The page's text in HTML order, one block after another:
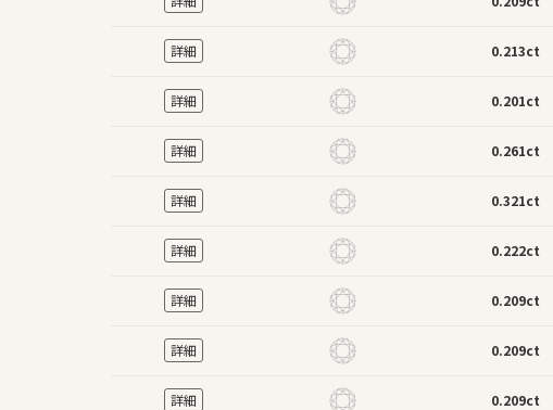
詳細 0.213ct
詳細 0.201ct
詳細 0.261ct
詳細 0.321ct
詳細 0.222ct
詳細 0.209ct
詳細 0.209ct
詳細 0.209ct